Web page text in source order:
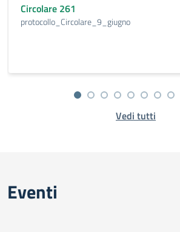
Circolare 261
protocollo_Circolare_9_giugno
Vedi tutti
Eventi